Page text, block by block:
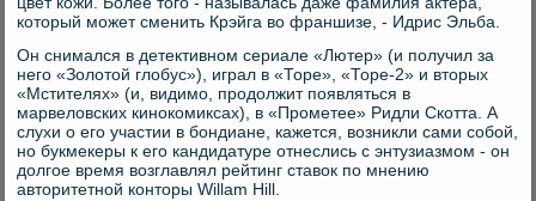
который может сменить Крэйга во франшизе, - Идрис Эльба.
Он снимался в детективном сериале «Лютер» (и получил за
него «Золотой глобус»), играл в «Торе», «Торе-2» и вторых
«Мстителях» (и, видимо, продолжит появляться в
марвеловских кинокомиксах), в «Прометее» Ридли Скотта. А
слухи о его участии в бондиане, кажется, возникли сами собой,
но букмекеры к его кандидатуре отнеслись с энтузиазмом - он
долгое время возглавлял рейтинг ставок по мнению
авторитетной конторы Willam Hill.